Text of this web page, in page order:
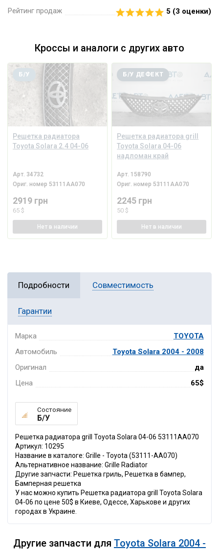
Рейтинг продаж
5 (3 оценки)
Кроссы и аналоги с других авто
Решетка радиатора
Toyota Solara 2.4 04-06
Б/У
Арт. 34732
Ориг. номер 53111AA070
2919 грн
65 $
Нет в наличии
Решетка радиатора grill
Toyota Solara 04-06
надломан край
Б/У ДЕФЕКТ
Арт. 158790
Ориг. номер 53111AA070
2245 грн
50 $
Нет в наличии
Подробности Совместимость
Гарантии
Марка
TOYOTA
Автомобиль
Toyota Solara 2004 - 2008
Оригинал
да
Цена
65$
Состояние
Б/У
Решетка радиатора grill Toyota Solara 04-06 53111AA070
Артикул: 10295
Название в каталоге: Grille - Toyota (53111-AA070)
Альтернативное название: Grille Radiator
Другие запчасти: Решетка гриль, Решетка в бампер,
Бамперная решетка
У нас можно купить Решетка радиатора grill Toyota Solara
04-06 по цене 50$ в Киеве, Одессе, Харькове и других
городах в Украине.
Другие запчасти для Toyota Solara 2004 -